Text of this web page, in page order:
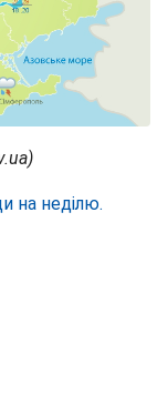
на неділю.